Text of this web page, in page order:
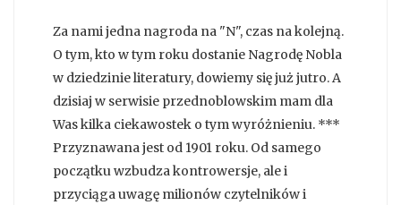
Za nami jedna nagroda na "N", czas na kolejną.
O tym, kto w tym roku dostanie Nagrodę Nobla
w dziedzinie literatury, dowiemy się już jutro. A
dzisiaj w serwisie przednoblowskim mam dla
Was kilka ciekawostek o tym wyróżnieniu. ***
Przyznawana jest od 1901 roku. Od samego
początku wzbudza kontrowersje, ale i
przyciąga uwagę milionów czytelników i